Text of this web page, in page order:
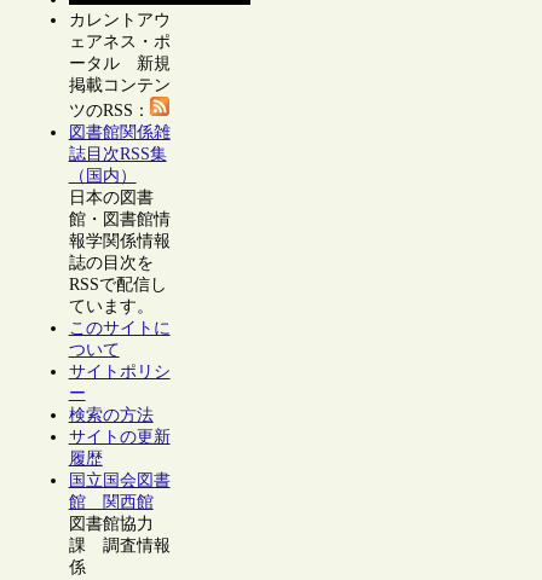
カレントアウ
ェアネス・ポ
ータル 新規
掲載コンテン
ツのRSS：
図書館関係雑
誌目次RSS集
（国内）
日本の図書
館・図書館情
報学関係情報
誌の目次を
RSSで配信し
ています。
このサイトに
ついて
サイトポリシ
ー
検索の方法
サイトの更新
履歴
国立国会図書
館 関西館
図書館協力
課 調査情報
係